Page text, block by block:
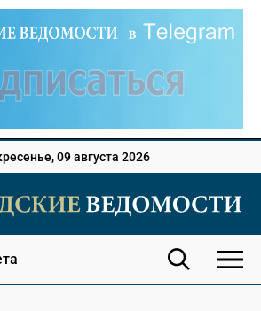
09 августа 2026